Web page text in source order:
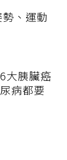
、運動
大胰臟癌
病都要